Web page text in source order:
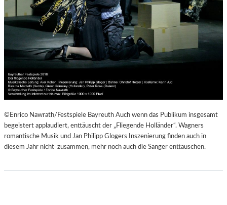
©Enrico Nawrath/Festspiele Bayreuth Auch wenn das Publikum insgesamt
begeistert applaudiert, enttäuscht der „Fliegende Holländer“. Wagners
romantische Musik und Jan Philipp Glogers Inszenierung finden auch in
diesem Jahr nicht zusammen, mehr noch auch die Sänger enttäuschen.